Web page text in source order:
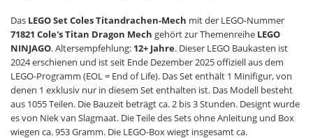
Das LEGO Set Coles Titandrachen-Mech mit der LEGO-Nummer
71821 Cole's Titan Dragon Mech gehört zur Themenreihe LEGO
NINJAGO. Altersempfehlung: 12+ Jahre. Dieser LEGO Baukasten ist
2024 erschienen und ist seit Ende Dezember 2025 offiziell aus dem
LEGO-Programm (EOL = End of Life). Das Set enthält 1 Minifigur, von
denen 1 exklusiv nur in diesem Set enthalten ist. Das Modell besteht
aus 1055 Teilen. Die Bauzeit beträgt ca. 2 bis 3 Stunden. Designt wurde
es von Niek van Slagmaat. Die Teile des Sets ohne Anleitung und Box
wiegen ca. 953 Gramm. Die LEGO-Box wiegt insgesamt ca.